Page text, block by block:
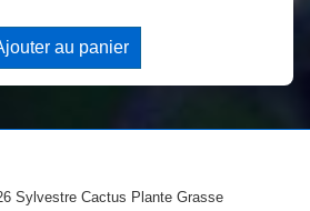
au panier
Sylvestre Cactus Plante Grasse